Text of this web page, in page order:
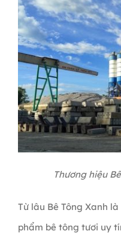
Thương hiệu
Từ lâu Bê Tông Xanh
phẩm bê tông tươi uy